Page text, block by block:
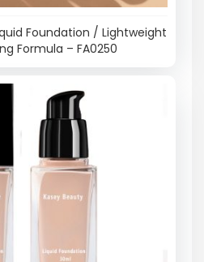
Foundation / Lightweight
Formula – FA0250